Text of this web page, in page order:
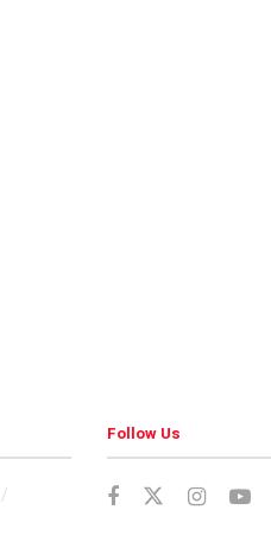
Follow Us